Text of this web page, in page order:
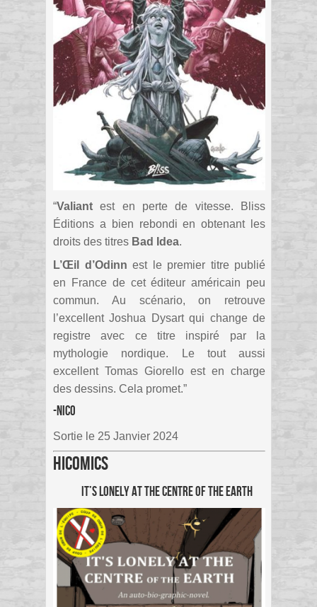
“Valiant est en perte de vitesse. Bliss
Éditions a bien rebondi en obtenant les
droits des titres Bad Idea.
L’Œil d’Odinn est le premier titre publié
en France de cet éditeur américain peu
commun. Au scénario, on retrouve
l’excellent Joshua Dysart qui change de
registre avec ce titre inspiré par la
mythologie nordique. Le tout aussi
excellent Tomas Giorello est en charge
des dessins. Cela promet.”
-Nico
Sortie le 25 Janvier 2024
HiComics
It’s Lonely at the centre of the Earth